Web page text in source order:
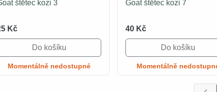
štětec kozi 3
Kč
Do košíku
Momentálně nedostupné
Goat štětec kozi 7
40 Kč
Do košíku
Momentálně